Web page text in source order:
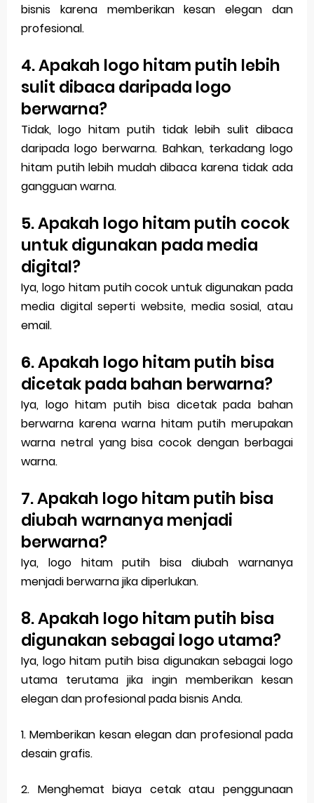
bisnis karena memberikan kesan elegan dan
profesional.
4. Apakah logo hitam putih lebih
sulit dibaca daripada logo
berwarna?
Tidak, logo hitam putih tidak lebih sulit dibaca
daripada logo berwarna. Bahkan, terkadang logo
hitam putih lebih mudah dibaca karena tidak ada
gangguan warna.
5. Apakah logo hitam putih cocok
untuk digunakan pada media
digital?
Iya, logo hitam putih cocok untuk digunakan pada
media digital seperti website, media sosial, atau
email.
6. Apakah logo hitam putih bisa
dicetak pada bahan berwarna?
Iya, logo hitam putih bisa dicetak pada bahan
berwarna karena warna hitam putih merupakan
warna netral yang bisa cocok dengan berbagai
warna.
7. Apakah logo hitam putih bisa
diubah warnanya menjadi
berwarna?
Iya, logo hitam putih bisa diubah warnanya
menjadi berwarna jika diperlukan.
8. Apakah logo hitam putih bisa
digunakan sebagai logo utama?
Iya, logo hitam putih bisa digunakan sebagai logo
utama terutama jika ingin memberikan kesan
elegan dan profesional pada bisnis Anda.
1. Memberikan kesan elegan dan profesional pada
desain grafis.
2. Menghemat biaya cetak atau penggunaan